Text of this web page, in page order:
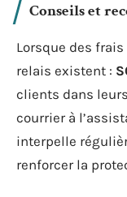
Conseils et
Lorsque des
relais existent :
clients dans
courrier à
interpelle
renforcer la